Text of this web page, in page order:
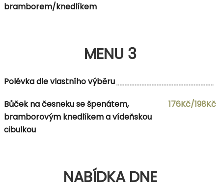
bramborem/knedlíkem
MENU 3
Polévka dle vlastního výběru
Bůček na česneku se špenátem,
bramborovým knedlíkem a vídeňskou
cibulkou
176Kč/198Kč
NABÍDKA DNE